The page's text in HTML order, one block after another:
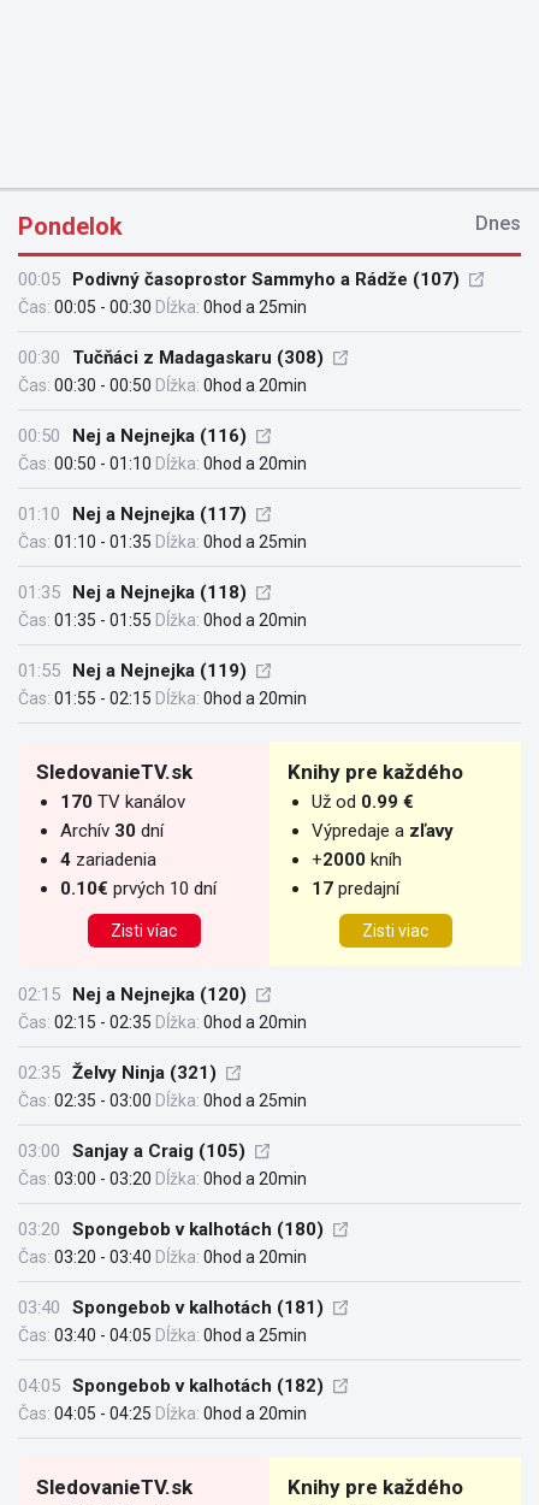
Pondelok Dnes
00:05 Podivný časoprostor Sammyho a Rádže (107)
Čas: 00:05 - 00:30 Dĺžka: 0hod a 25min
00:30 Tučňáci z Madagaskaru (308)
Čas: 00:30 - 00:50 Dĺžka: 0hod a 20min
00:50 Nej a Nejnejka (116)
Čas: 00:50 - 01:10 Dĺžka: 0hod a 20min
01:10 Nej a Nejnejka (117)
Čas: 01:10 - 01:35 Dĺžka: 0hod a 25min
01:35 Nej a Nejnejka (118)
Čas: 01:35 - 01:55 Dĺžka: 0hod a 20min
01:55 Nej a Nejnejka (119)
Čas: 01:55 - 02:15 Dĺžka: 0hod a 20min
SledovanieTV.sk
170 TV kanálov
Archív 30 dní
4 zariadenia
0.10€ prvých 10 dní
Zisti víac
Knihy pre každého
Už od 0.99 €
Výpredaje a zľavy
+2000 kníh
17 predajní
Zisti viac
02:15 Nej a Nejnejka (120)
Čas: 02:15 - 02:35 Dĺžka: 0hod a 20min
02:35 Želvy Ninja (321)
Čas: 02:35 - 03:00 Dĺžka: 0hod a 25min
03:00 Sanjay a Craig (105)
Čas: 03:00 - 03:20 Dĺžka: 0hod a 20min
03:20 Spongebob v kalhotách (180)
Čas: 03:20 - 03:40 Dĺžka: 0hod a 20min
03:40 Spongebob v kalhotách (181)
Čas: 03:40 - 04:05 Dĺžka: 0hod a 25min
04:05 Spongebob v kalhotách (182)
Čas: 04:05 - 04:25 Dĺžka: 0hod a 20min
SledovanieTV.sk Knihy pre každého